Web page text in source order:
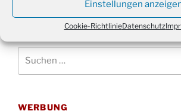
Einstellungen
Cookie-RichtlinieDatenschutz
WERBUNG